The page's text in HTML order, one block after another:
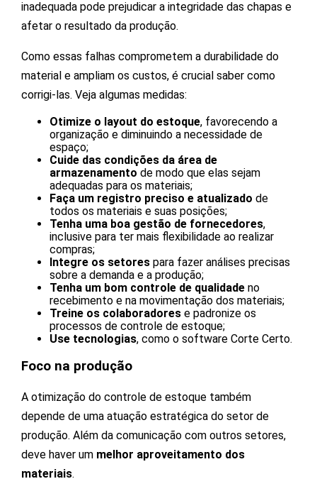
inadequada pode prejudicar a integridade das chapas e
afetar o resultado da produção.
Como essas falhas comprometem a durabilidade do
material e ampliam os custos, é crucial saber como
corrigi-las. Veja algumas medidas:
Otimize o layout do estoque, favorecendo a
organização e diminuindo a necessidade de
espaço;
Cuide das condições da área de
armazenamento de modo que elas sejam
adequadas para os materiais;
Faça um registro preciso e atualizado de
todos os materiais e suas posições;
Tenha uma boa gestão de fornecedores,
inclusive para ter mais flexibilidade ao realizar
compras;
Integre os setores para fazer análises precisas
sobre a demanda e a produção;
Tenha um bom controle de qualidade no
recebimento e na movimentação dos materiais;
Treine os colaboradores e padronize os
processos de controle de estoque;
Use tecnologias, como o software Corte Certo.
Foco na produção
A otimização do controle de estoque também
depende de uma atuação estratégica do setor de
produção. Além da comunicação com outros setores,
deve haver um melhor aproveitamento dos
materiais.